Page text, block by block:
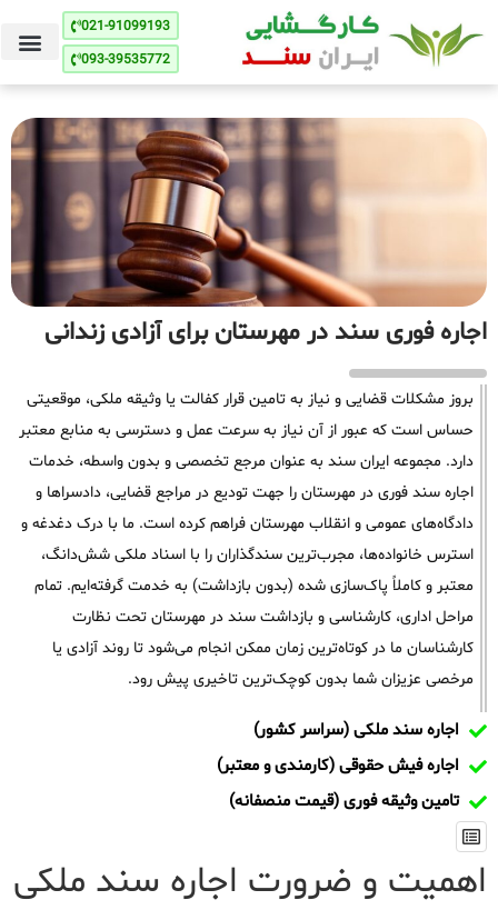
021-91099193
093-39535772
اجاره فوری سند در مهرستان برای آزادی زندانی
بروز مشکلات قضایی و نیاز به تامین قرار کفالت یا وثیقه ملکی، موقعیتی
حساس است که عبور از آن نیاز به سرعت عمل و دسترسی به منابع معتبر
دارد. مجموعه ایران سند به عنوان مرجع تخصصی و بدون واسطه، خدمات
اجاره سند فوری در مهرستان را جهت تودیع در مراجع قضایی، دادسراها و
دادگاه‌های عمومی و انقلاب مهرستان فراهم کرده است. ما با درک دغدغه و
استرس خانواده‌ها، مجرب‌ترین سندگذاران را با اسناد ملکی شش‌دانگ،
معتبر و کاملاً پاک‌سازی شده (بدون بازداشت) به خدمت گرفته‌ایم. تمام
مراحل اداری، کارشناسی و بازداشت سند در مهرستان تحت نظارت
کارشناسان ما در کوتاه‌ترین زمان ممکن انجام می‌شود تا روند آزادی یا
مرخصی عزیزان شما بدون کوچک‌ترین تاخیری پیش رود.
اجاره سند ملکی (سراسر کشور)
اجاره فیش حقوقی (کارمندی و معتبر)
تامین وثیقه فوری (قیمت منصفانه)
اهمیت و ضرورت اجاره سند ملکی